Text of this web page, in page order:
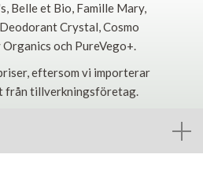
Belle et Bio, Famille Mary,
Crystal, Cosmo
och PureVego+.
eftersom vi importerar
från tillverkningsföretag.